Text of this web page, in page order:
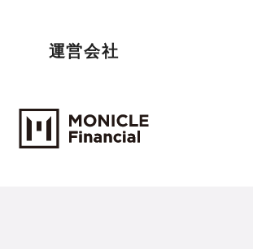
運営会社
Monicle Financial Inc.